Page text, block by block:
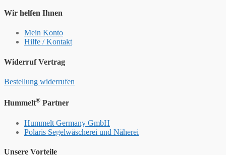
Wir helfen Ihnen
Mein Konto
Hilfe / Kontakt
Widerruf Vertrag
Bestellung widerrufen
Hummelt® Partner
Hummelt Germany GmbH
Polaris Segelwäscherei und Näherei
Unsere Vorteile